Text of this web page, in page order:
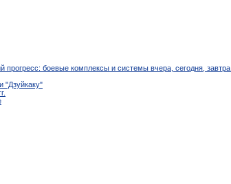
боевые комплексы и системы вчера, сегодня, завтра.
"Дзуйкаку"